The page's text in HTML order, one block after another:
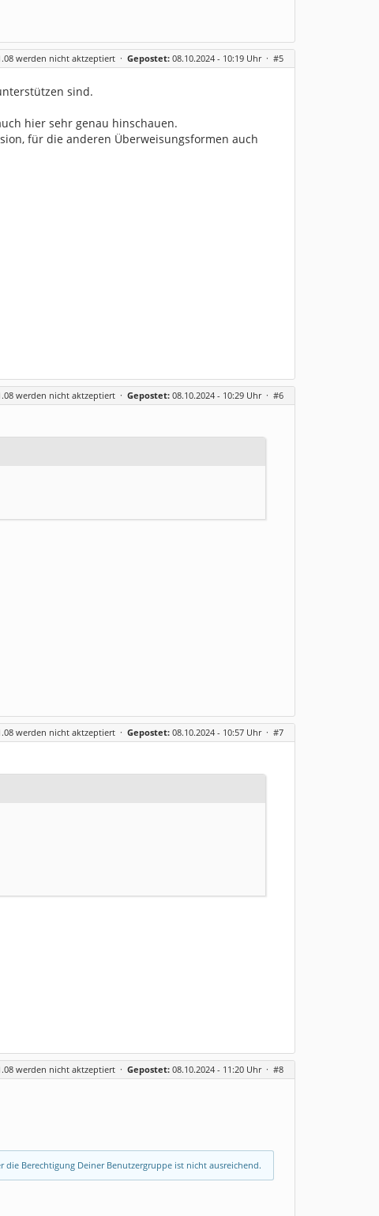
werden nicht aktzeptiert · Gepostet: 08.10.2024 - 10:19 Uhr · #5
sind.
hier sehr genau hinschauen.
für die anderen Überweisungsformen auch
werden nicht aktzeptiert · Gepostet: 08.10.2024 - 10:29 Uhr · #6
werden nicht aktzeptiert · Gepostet: 08.10.2024 - 10:57 Uhr · #7
werden nicht aktzeptiert · Gepostet: 08.10.2024 - 11:20 Uhr · #8
Berechtigung Deiner Benutzergruppe ist nicht ausreichend.